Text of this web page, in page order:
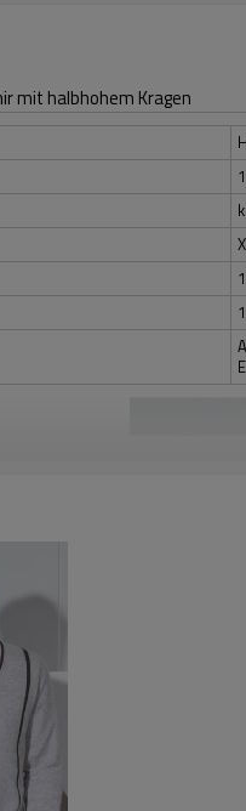
mit halbhohem Kragen